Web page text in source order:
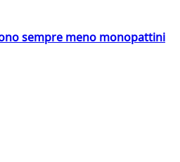
sempre meno monopattini